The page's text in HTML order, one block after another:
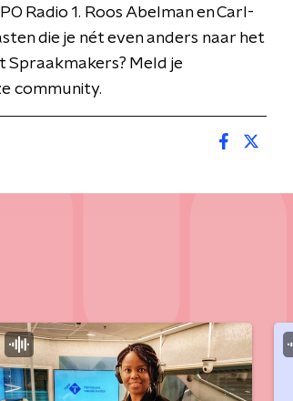
Radio 1. Roos Abelman en Carl-
die je nét even anders naar het
Spraakmakers? Meld je
community.